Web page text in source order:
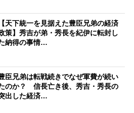
【天下統一を見据えた豊臣兄弟の経済
策】秀吉が弟・秀長を紀伊に転封し
納得の事情…
臣兄弟は転戦続きでなぜ軍費が続い
のか？ 信長亡き後、秀吉・秀長の
出した経済…